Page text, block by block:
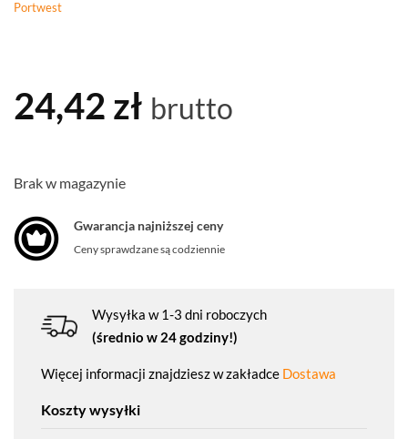
Portwest
24,42 zł brutto
Brak w magazynie
Gwarancja najniższej ceny
Ceny sprawdzane są codziennie
Wysyłka w 1-3 dni roboczych
(średnio w 24 godziny!)
Więcej informacji znajdziesz w zakładce Dostawa
Koszty wysyłki